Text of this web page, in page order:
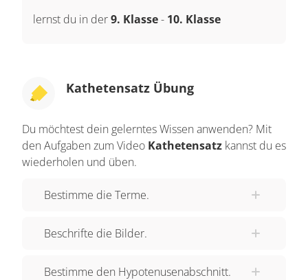
lernst du in der9. Klasse- 10. Klasse
Kathetensatz Übung
Du möchtest dein gelerntes Wissen anwenden? Mit
den Aufgaben zum Video Kathetensatz kannst du es
wiederholen und üben.
Bestimme die Terme.
Beschrifte die Bilder.
Bestimme den Hypotenusenabschnitt.